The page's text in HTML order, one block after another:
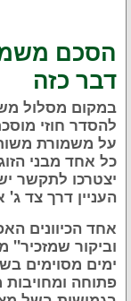
הסכם
דבר כזה
במקום מסלול
להסדר חוזי
על משמורת
כל אחד מבני
יצטרכו לתקשר
העניין דרך צד
אחד הכיוונים
וביקור שמזכיר"
ימים מסוימים
פתוחה ומחויבות